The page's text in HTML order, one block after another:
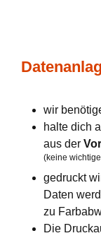
wir
halte dich
aus der
(keine
gedruckt
Daten
zu
Die